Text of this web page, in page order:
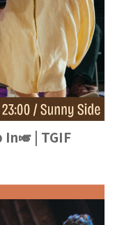
| TGIF